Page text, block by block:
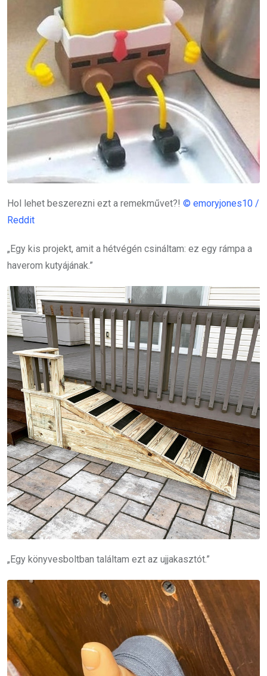
Hol lehet beszerezni ezt a remekművet?! © emoryjones10 /
Reddit
„Egy kis projekt, amit a hétvégén csináltam: ez egy rámpa a
haverom kutyájának.”
„Egy könyvesboltban találtam ezt az ujjakasztót.”